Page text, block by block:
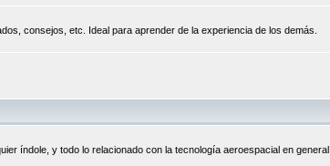
consejos, etc. Ideal para aprender de la experiencia de los demás.
índole, y todo lo relacionado con la tecnología aeroespacial en general.